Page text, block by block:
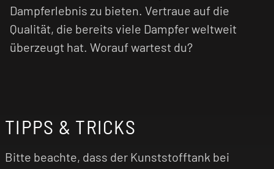
Dampferlebnis zu bieten. Vertraue auf die
Qualität, die bereits viele Dampfer weltweit
überzeugt hat. Worauf wartest du?
TIPPS & TRICKS
Bitte beachte, dass der Kunststofftank bei